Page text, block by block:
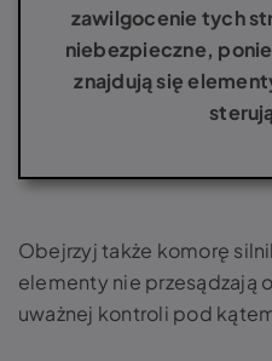
zawilgocenie tych
niebezpieczne,
znajdują się
Obejrzyj także komorę
elementy nie przesądzają
uważnej kontroli pod